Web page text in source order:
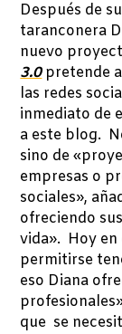
Después de
taranconera
nuevo
3.0pretende
las redes
inmediato de
a este blog.
sino de
empresas o
sociales»,
ofreciendo
vida». Hoy en
permitirse
eso Diana
que se